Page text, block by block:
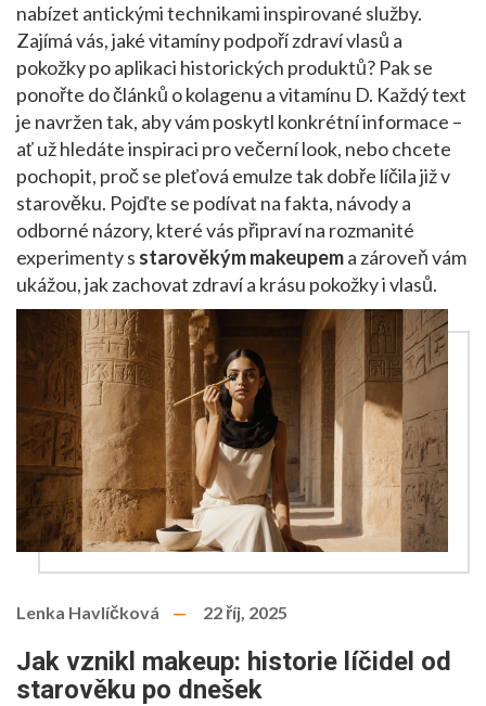
nabízet antickými technikami inspirované služby.
Zajímá vás, jaké vitamíny podpoří zdraví vlasů a
pokožky po aplikaci historických produktů? Pak se
ponořte do článků o kolagenu a vitamínu D. Každý text
je navržen tak, aby vám poskytl konkrétní informace –
ať už hledáte inspiraci pro večerní look, nebo chcete
pochopit, proč se pleťová emulze tak dobře líčila již v
starověku. Pojďte se podívat na fakta, návody a
odborné názory, které vás připraví na rozmanité
experimenty s starověkým makeupema zároveň vám
ukážou, jak zachovat zdraví a krásu pokožky i vlasů.
Lenka Havlíčková 22 říj, 2025
Jak vznikl makeup: historie líčidel od
starověku po dnešek